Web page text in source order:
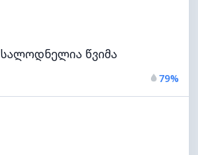
წვიმა
79%